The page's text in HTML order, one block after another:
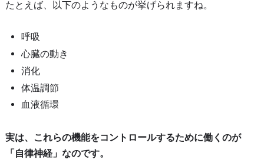
たとえば、以下のようなものが挙げられますね。
呼吸
心臓の動き
消化
体温調節
血液循環
実は、これらの機能をコントロールするために働くのが
「自律神経」なのです。